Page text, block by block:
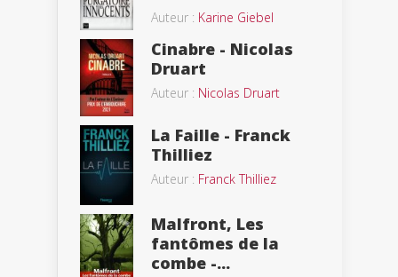
Auteur : Karine Giebel
Cinabre - Nicolas
Druart
Auteur : Nicolas Druart
La Faille - Franck
Thilliez
Auteur : Franck Thilliez
Malfront, Les
fantômes de la
combe -...